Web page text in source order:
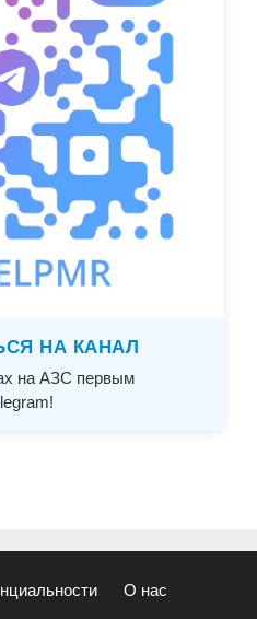
НА КАНАЛ
на АЗС первым
О нас